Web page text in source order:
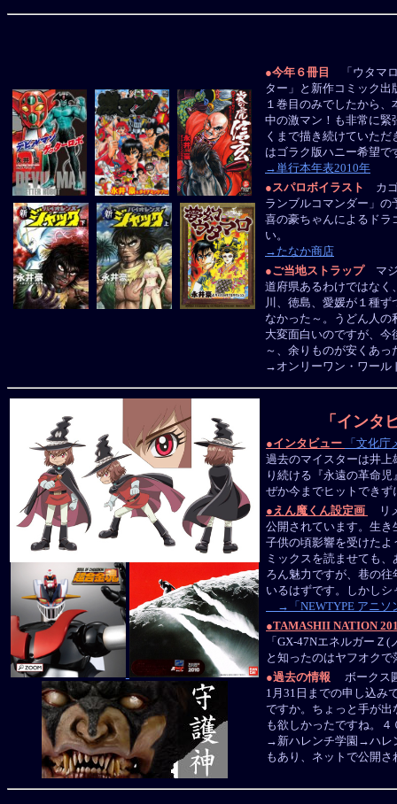
●今年６冊目
「ウタマ
ター」と新作コミック
１巻目のみでしたから
中の激マン！も非常に緊
くまで描き続けていた
はゴラク版ハニー希望で
→単行本年表2010年
●スパロボイラスト
カゴ
ランブルコマンダー」
喜の豪ちゃんによるドラ
い。
→たなか商店
●ご当地ストラップマジ
道府県あるわけではなく
川、徳島、愛媛が１種
なかった～。うどん人
大変面白いのですが、
～、余りものが安くあ
→オンリーワン・ワール
「インタ
●インタビュー
「文化
過去のマイスターは井
り続ける『永遠の革命
ぜか今までヒットでき
● えん魔くん設定画
リ
公開されています。生
子供の頃影響を受けた
ミックスを読ませても
ろん魅力ですが、巷の
いるはずです。しかし
→「NEWTYPE アニソ
●TAMASHII NATION
「GX-47NエネルガーＺ
と知ったのはヤフオク
●過去の情報
ボークス
1月31日までの申し込み
ですか。ちょっと手が
も欲しかったですね。
→新ハレンチ学園→ハレ
もあり、ネットで公開